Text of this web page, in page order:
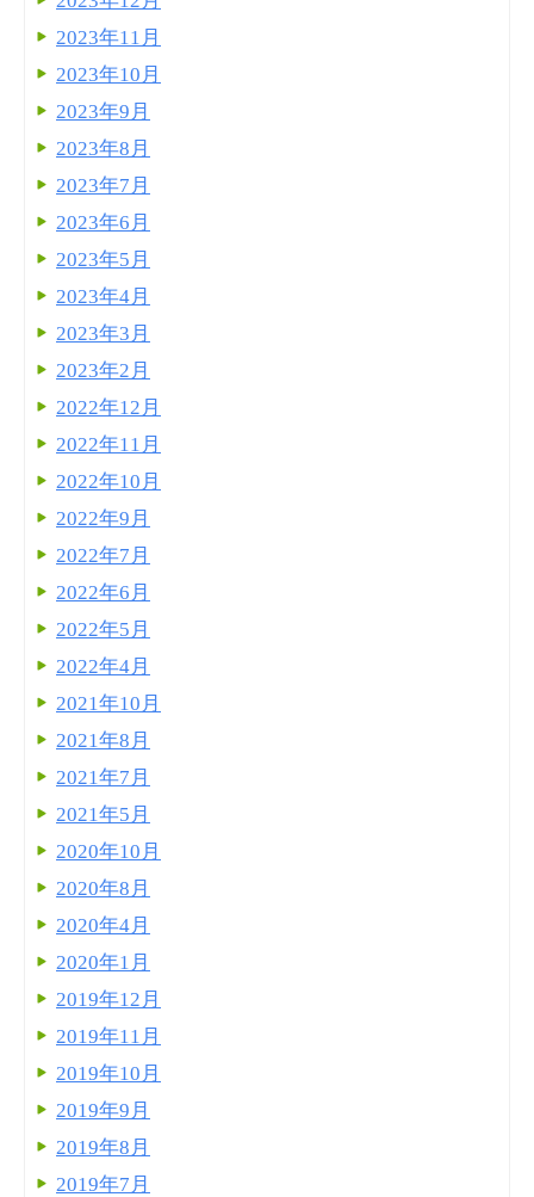
2023年11月
2023年10月
2023年9月
2023年8月
2023年7月
2023年6月
2023年5月
2023年4月
2023年3月
2023年2月
2022年12月
2022年11月
2022年10月
2022年9月
2022年7月
2022年6月
2022年5月
2022年4月
2021年10月
2021年8月
2021年7月
2021年5月
2020年10月
2020年8月
2020年4月
2020年1月
2019年12月
2019年11月
2019年10月
2019年9月
2019年8月
2019年7月